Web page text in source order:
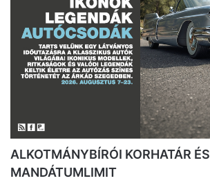
ALKOTMÁNYBÍRÓI KORHATÁR ÉS
MANDÁTUMLIMIT